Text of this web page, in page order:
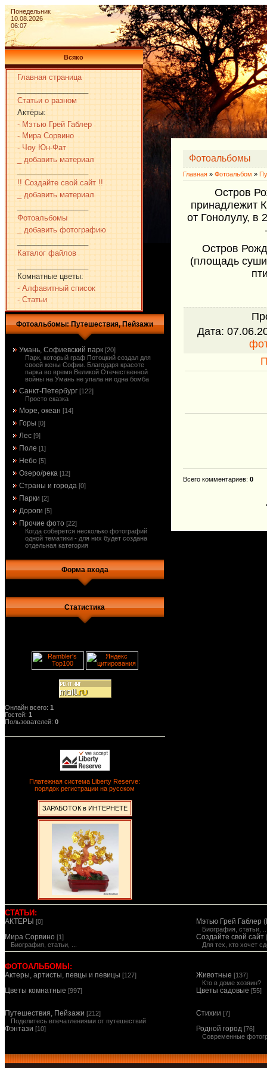
Понедельник
10.08.2026
06:07
Всяко
Главная страница
Статьи о разном
Актёры:
- Мэтью Грей Габлер
- Мира Сорвино
- Чоу Юн-Фат
_ добавить материал
!! Создайте свой сайт !!
_ добавить материал
Фотоальбомы
_ добавить фотографию
Каталог файлов
Комнатные цветы:
- Алфавитный список
- Статьи
Фотоальбомы: Путешествия, Пейзажи
Умань, Софиевский парк [20]
Парк, который граф Потоцкий создал для
своей жены Софии. Благодаря красоте
парка во время Великой Отечественной
войны на Умань не упала ни одна бомба
Санкт-Петербург [122]
Просто сказка
Море, океан [14]
Горы [0]
Лес [9]
Поле [1]
Небо [5]
Озеро/река [12]
Страны и города [0]
Парки [2]
Дороги [5]
Прочие фото [22]
Когда соберется несколько фотографий
одной тематики - для них будет создана
отдельная категория
Форма входа
Статистика
Онлайн всего: 1
Гостей: 1
Пользователей: 0
Платежная система Liberty Reserve:
порядок регистрации на русском
ЗАРАБОТОК в ИНТЕРНЕТЕ
Фотоальбомы
Главная » Фотоальбом »
Остров
принадлежит
от Гонолулу,
Остров
(площадь
Дата:
Всего комментариев: 0
СТАТЬИ:
АКТЕРЫ [0] Мэтью Грей Габлер
Биография, статьи,
Мира Сорвино [1]
Биография, статьи, ...
Создайте свой сайт
Для тех, кто хочет
ФОТОАЛЬБОМЫ:
Актеры, артисты, певцы и певицы [127] Животные [137]
Кто в доме хозяин?
Цветы комнатные [997] Цветы садовые [55]
Путешествия, Пейзажи [212]
Поделитесь впечатлениями от путешествий
Стихии [7]
Фэнтази [10] Родной город [76]
Современные